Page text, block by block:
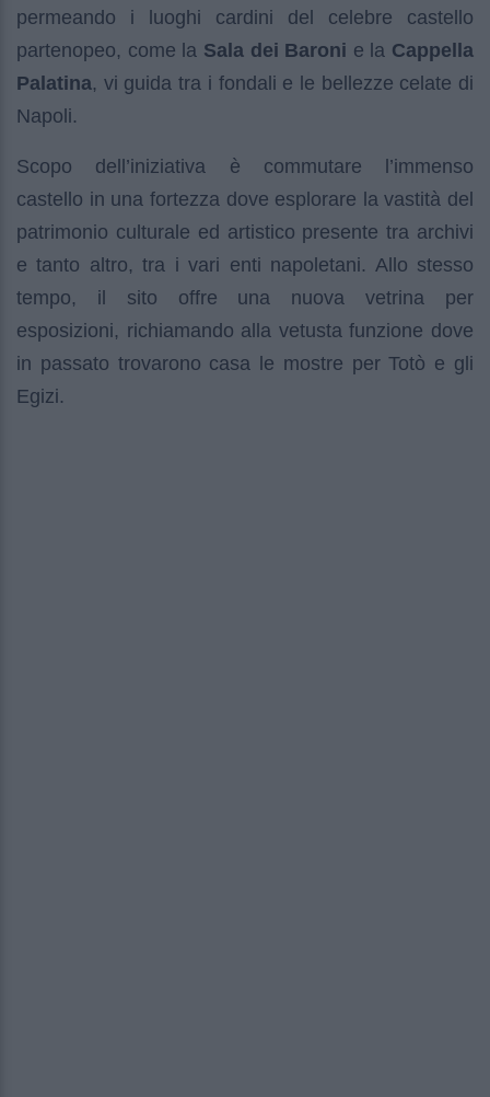
permeando i luoghi cardini del celebre castello
partenopeo, come la Sala dei Baroni e la Cappella
Palatina, vi guida tra i fondali e le bellezze celate di
Napoli.
Scopo dell’iniziativa è commutare l’immenso
castello in una fortezza dove esplorare la vastità del
patrimonio culturale ed artistico presente tra archivi
e tanto altro, tra i vari enti napoletani. Allo stesso
tempo, il sito offre una nuova vetrina per
esposizioni, richiamando alla vetusta funzione dove
in passato trovarono casa le mostre per Totò e gli
Egizi.